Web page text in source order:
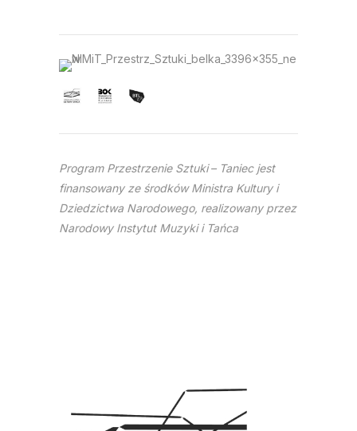
Program Przestrzenie Sztuki – Taniec jest
finansowany ze środków Ministra Kultury i
Dziedzictwa Narodowego, realizowany przez
Narodowy Instytut Muzyki i Tańca